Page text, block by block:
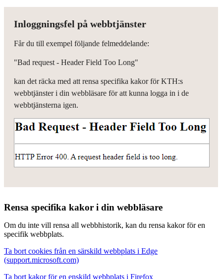
Inloggningsfel på webbtjänster
Får du till exempel följande felmeddelande:
"Bad request - Header Field Too Long"
kan det räcka med att rensa specifika kakor för KTH:s
webbtjänster i din webbläsare för att kunna logga in i de
webbtjänsterna igen.
Rensa specifika kakor i din webbläsare
Om du inte vill rensa all webbhistorik, kan du rensa kakor för en
specifik webbplats.
Ta bort cookies från en särskild webbplats i Edge
(support.microsoft.com)
Ta bort kakor för en enskild webbplats i Firefox